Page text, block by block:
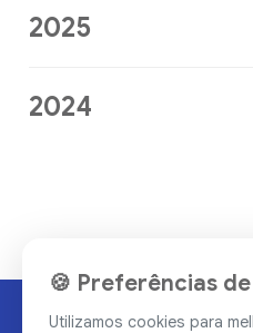
2025
2024
🍪 Preferências
Utilizamos cookies para